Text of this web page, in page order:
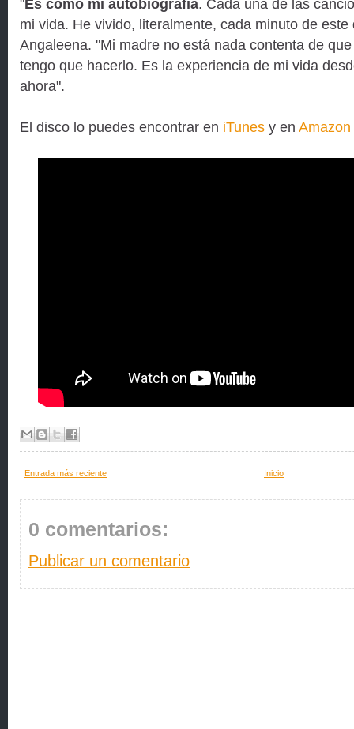
"Es como mi autobiografía. Cada una de las
mi vida. He vivido, literalmente, cada minuto de este
Angaleena. "Mi madre no está nada contenta de
tengo que hacerlo. Es la experiencia de mi vida
ahora".
El disco lo puedes encontrar en iTunes y en Amazon
Entrada más reciente Inicio
0 comentarios:
Publicar un comentario